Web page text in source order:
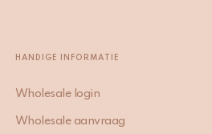
HANDIGE INFORMATIE
Wholesale login
Wholesale aanvraag